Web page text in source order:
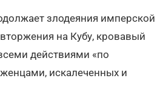
злодеяния имперской
на Кубу, кровавый
действиями «по
искалеченных и